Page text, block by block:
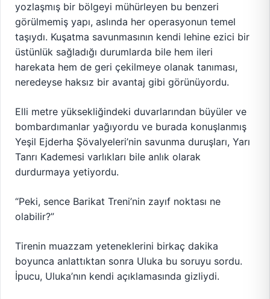
yozlaşmış bir bölgeyi mühürleyen bu benzeri
görülmemiş yapı, aslında her operasyonun temel
taşıydı. Kuşatma savunmasının kendi lehine ezici bir
üstünlük sağladığı durumlarda bile hem ileri
harekata hem de geri çekilmeye olanak tanıması,
neredeyse haksız bir avantaj gibi görünüyordu.
Elli metre yüksekliğindeki duvarlarından büyüler ve
bombardımanlar yağıyordu ve burada konuşlanmış
Yeşil Ejderha Şövalyeleri’nin savunma duruşları, Yarı
Tanrı Kademesi varlıkları bile anlık olarak
durdurmaya yetiyordu.
“Peki, sence Barikat Treni’nin zayıf noktası ne
olabilir?”
Tirenin muazzam yeteneklerini birkaç dakika
boyunca anlattıktan sonra Uluka bu soruyu sordu.
İpucu, Uluka’nın kendi açıklamasında gizliydi.